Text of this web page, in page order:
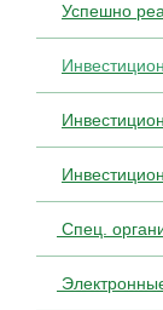
Успешно
Спец.